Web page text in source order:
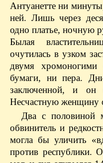
Антуанетте ни
ней. Лишь через
одно платье, ночную
Былая
очутилась в узком
двумя
бумаги, ни пера.
заключенной, и он
Несчастную женщину
Два с половиной
обвинитель и
могла бы уличить
против республики.